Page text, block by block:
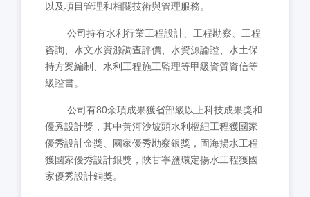
以及項目管理和相關技術與管理服務。
公司持有水利行業工程設計、工程勘察、工程
咨詢、水文水資源調查評價、水資源論證、水土保
持方案編制、水利工程施工監理等甲級資質資信等
級證書。
公司有80余項成果獲省部級以上科技成果獎和
優秀設計獎，其中黃河沙坡頭水利樞紐工程獲國家
優秀設計金獎、國家優秀勘察銀獎，固海揚水工程
獲國家優秀設計銀獎，陜甘寧鹽環定揚水工程獲國
家優秀設計銅獎。